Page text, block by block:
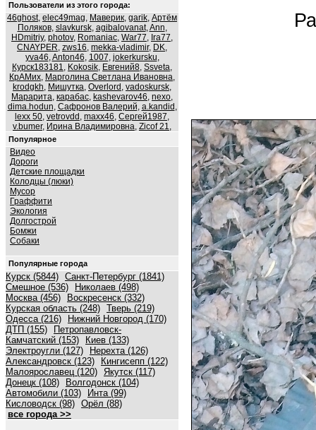
Пользователи из этого города:
46ghost, elec49mag, Маверик, garik, Артём
Поляков, slavkursk, agibalovanat,Ann,
HDmitriy, photov, Romaniac, War77, Ira77,
CNAYPER, zws16, mekka-vladimir, DK,
yva46,Anton46, 1007, jokerkursku,
Курск183181, Kokosik, Евгений8, Ssveta,
КрАМих, Марголина Светлана Ивановна,
krodgkh, Мишутка, Overlord , vadoskursk,
Марарита, карабас, kashevarov46, nexo,
dima.hodun, Сафронов Валерий, a.kandid ,
lexx 50, vetrovdd , maxx46, Сергей1987,
v.bumer, Ирина Владимировна, Zicof 21,
Популярное
Видео
Дороги
Детские площадки
Колодцы (люки)
Мусор
Граффити
Экология
Долгострой
Бомжи
Собаки
Популярные города
Курск (5844) Санкт-Петербург (1841)
Смешное (536)
Николаев (498)
Москва (456)
Воскресенск (332)
Курская область (248) Тверь (219)
Одесса (216)
Нижний Новгород (170)
ДТП (155)
Петропавловск-
Камчатский (153)
Киев (133)
Электроугли (127)
Нерехта (126)
Александровск (123)
Кингисепп (122)
Малоярославец (120) Якутск (117)
Донецк (108)
Волгодонск (104)
Автомобили (103)
Инта (99)
Кисловодск (98) Орёл (88)
все города >>